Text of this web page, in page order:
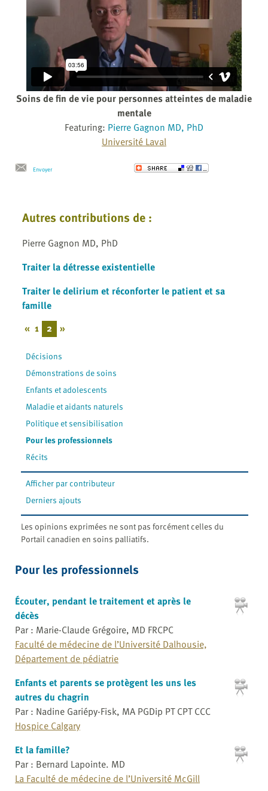
Soins de fin de vie pour personnes atteintes de maladie
mentale
Featuring: Pierre Gagnon MD, PhD
Université Laval
Envoyer
Autres contributions de :
Pierre Gagnon MD, PhD
Traiter la détresse existentielle
Traiter le delirium et réconforter le patient et sa
famille
« 1 2 »
Décisions
Démonstrations de soins
Enfants et adolescents
Maladie et aidants naturels
Politique et sensibilisation
Pour les professionnels
Récits
Afficher par contributeur
Derniers ajouts
Les opinions exprimées ne sont pas forcément celles du
Portail canadien en soins palliatifs.
Pour les professionnels
Écouter, pendant le traitement et après le
décès
Par : Marie-Claude Grégoire, MD FRCPC
Faculté de médecine de l’Université Dalhousie,
Département de pédiatrie
Enfants et parents se protègent les uns les
autres du chagrin
Par : Nadine Gariépy-Fisk, MA PGDip PT CPT CCC
Hospice Calgary
Et la famille?
Par : Bernard Lapointe. MD
La Faculté de médecine de l’Université McGill